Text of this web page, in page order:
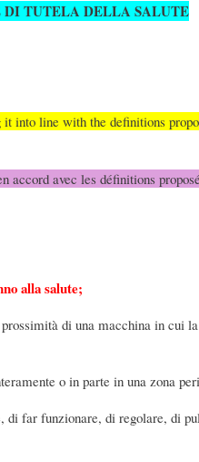
DI TUTELA DELLA SALUTE
into line with the definitions
avec les définitions
alla salute;
di una macchina in cui
o in parte in una zona
far funzionare, di regolare, di